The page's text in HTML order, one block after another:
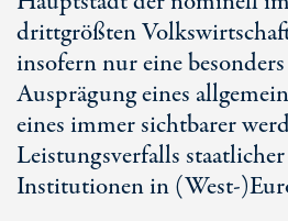
drittgrößten
insofern nur eine
Ausprägung eines
eines immer sichtbarer
Leistungsverfalls
Institutionen in (West-